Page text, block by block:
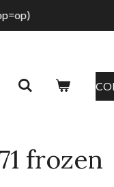
frozen